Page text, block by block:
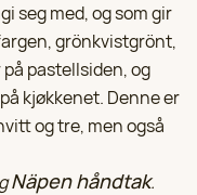
seg med, og som gir
grönkvistgrönt,
pastellsiden, og
kjøkkenet. Denne er
og tre, men også
Näpen håndtak.